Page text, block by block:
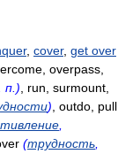
, cover, get over
overpass,
п.) , run, surmount,
) , outdo, pull
(трудность